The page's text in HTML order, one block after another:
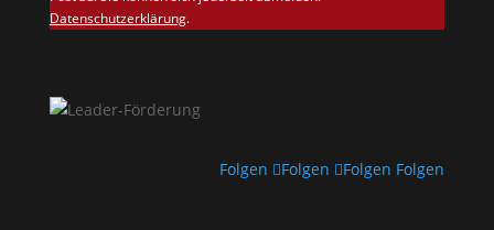
Datenschutzerklärung.
Folgen Folgen Folgen Folgen